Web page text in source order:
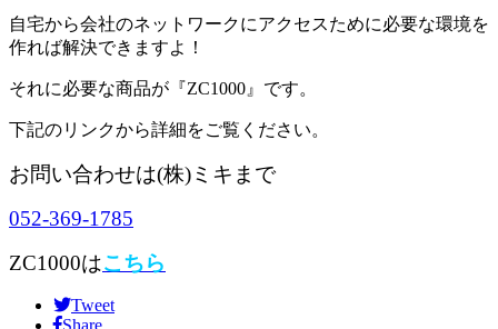
自宅から会社のネットワークにアクセスために必要な環境を
作れば解決できますよ！
それに必要な商品が『ZC1000』です。
下記のリンクから詳細をご覧ください。
お問い合わせは(株)ミキまで
052-369-1785
ZC1000はこちら
Tweet
Share